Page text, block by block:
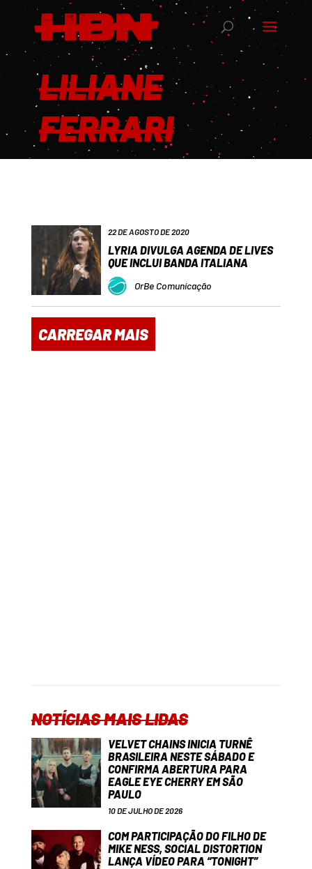
LILIANE
FERRARI
22 DE AGOSTO DE 2020
LYRIA DIVULGA AGENDA DE LIVES
QUE INCLUI BANDA ITALIANA
OrBe Comunicação
CARREGAR MAIS
NOTÍCIAS MAIS LIDAS
VELVET CHAINS INICIA TURNÊ
BRASILEIRA NESTE SÁBADO E
CONFIRMA ABERTURA PARA
EAGLE EYE CHERRY EM SÃO
PAULO
10 DE JULHO DE 2026
COM PARTICIPAÇÃO DO FILHO DE
MIKE NESS, SOCIAL DISTORTION
LANÇA VÍDEO PARA “TONIGHT”